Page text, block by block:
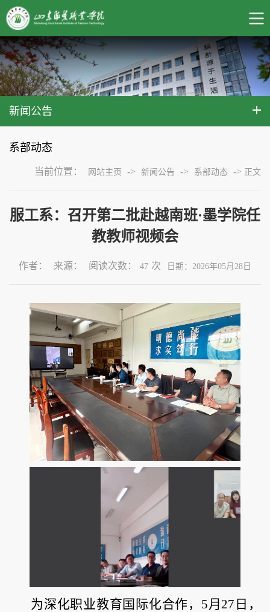
新闻公告
系部动态
当前位置： 网站主页 -> 新闻公告 -> 系部动态 -> 正文
服工系：召开第二批赴越南班·墨学院任
教教师视频会
作者： 来源： 阅读次数： 47 次 日期：2026年05月28日
为深化职业教育国际化合作，5月27日，